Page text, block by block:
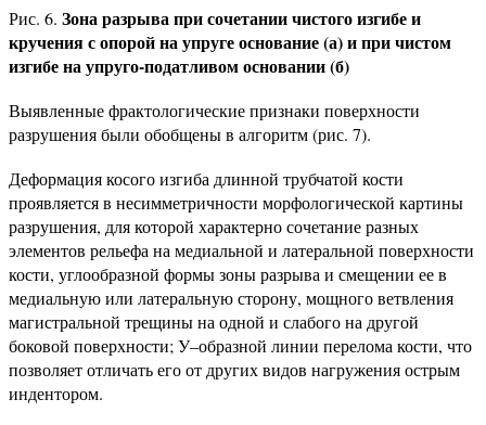
Рис. 6. Зона разрыва при сочетании чистого изгибе и
кручения с опорой на упруге основание (а) и при чистом
изгибе на упруго-податливом основании (б)
Выявленные фрактологические признаки поверхности
разрушения были обобщены в алгоритм (рис. 7).
Деформация косого изгиба длинной трубчатой кости
проявляется в несимметричности морфологической картины
разрушения, для которой характерно сочетание разных
элементов рельефа на медиальной и латеральной поверхности
кости, углообразной формы зоны разрыва и смещении ее в
медиальную или латеральную сторону, мощного ветвления
магистральной трещины на одной и слабого на другой
боковой поверхности; У–образной линии перелома кости, что
позволяет отличать его от других видов нагружения острым
индентором.